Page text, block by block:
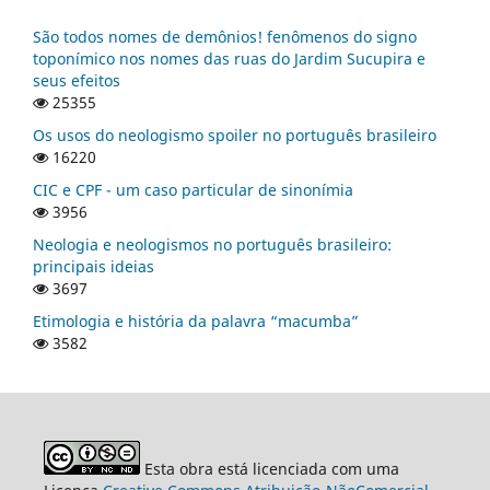
São todos nomes de demônios! fenômenos do signo
toponímico nos nomes das ruas do Jardim Sucupira e
seus efeitos
25355
Os usos do neologismo spoiler no português brasileiro
16220
CIC e CPF - um caso particular de sinonímia
3956
Neologia e neologismos no português brasileiro:
principais ideias
3697
Etimologia e história da palavra “macumba”
3582
Esta obra está licenciada com uma